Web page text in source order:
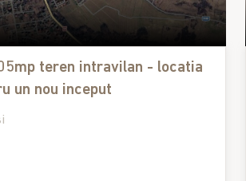
teren intravilan - locatia
un nou inceput